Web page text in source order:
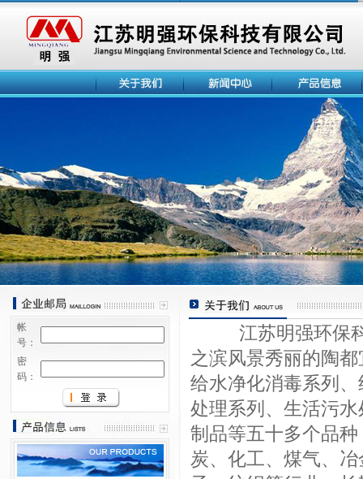
帐
号：
密
码：
江苏明强环保科
之滨风景秀丽的陶
给水净化消毒系列
处理系列、生活污
制品等五十多个品
炭、化工、煤气、